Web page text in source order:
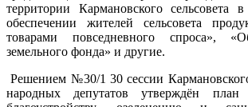
территории Кармановского сельсовета
обеспечении жителей сельсовета
товарами повседневного спроса»,
земельного фонда» и другие.
Решением №30/1 30 сессии
народных депутатов утверждён